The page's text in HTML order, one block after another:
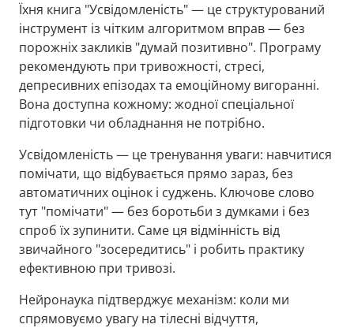
Їхня книга "Усвідомленість" — це структурований
інструмент із чітким алгоритмом вправ — без
порожніх закликів "думай позитивно". Програму
рекомендують при тривожності, стресі,
депресивних епізодах та емоційному вигоранні.
Вона доступна кожному: жодної спеціальної
підготовки чи обладнання не потрібно.
Усвідомленість — це тренування уваги: навчитися
помічати, що відбувається прямо зараз, без
автоматичних оцінок і суджень. Ключове слово
тут "помічати" — без боротьби з думками і без
спроб їх зупинити. Саме ця відмінність від
звичайного "зосередитись" і робить практику
ефективною при тривозі.
Нейронаука підтверджує механізм: коли ми
спрямовуємо увагу на тілесні відчуття,